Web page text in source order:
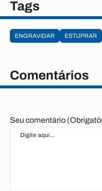
Tags
ENGRAVIDAR ESTUPRAR
Comentários
Seu comentário